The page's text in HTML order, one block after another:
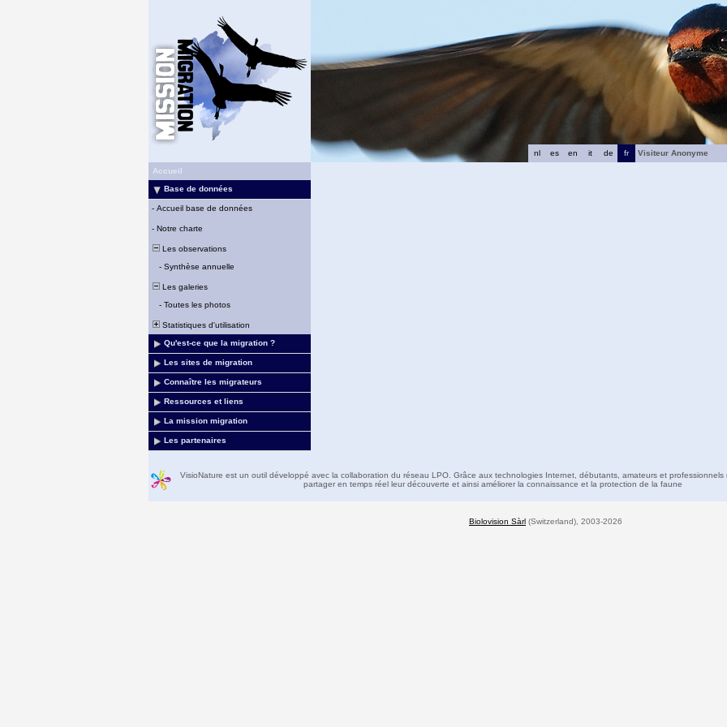
fr
de
it
en
es
nl
Visiteur Anonyme
Accueil
Base de données
- Accueil base de données
- Notre charte
Les observations
- Synthèse annuelle
Les galeries
- Toutes les photos
Statistiques d'utilisation
Qu'est-ce que la migration ?
Les sites de migration
Connaître les migrateurs
Ressources et liens
La mission migration
Les partenaires
VisioNature est un outil développé avec la collaboration du réseau LPO. Grâce aux technologies Internet, débutants, amateurs et professionnels
partager en temps réel leur découverte et ainsi améliorer la connaissance et la protection de la faune
Biolovision Sàrl (Switzerland), 2003-2026